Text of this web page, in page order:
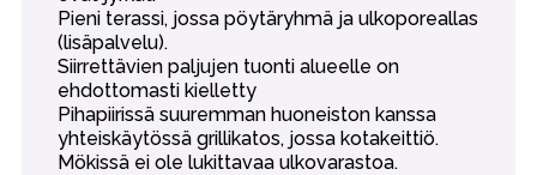
Pieni terassi, jossa pöytäryhmä ja ulkoporeallas
(lisäpalvelu).
Siirrettävien paljujen tuonti alueelle on
ehdottomasti kielletty
Pihapiirissä suuremman huoneiston kanssa
yhteiskäytössä grillikatos, jossa kotakeittiö.
Mökissä ei ole lukittavaa ulkovarastoa.